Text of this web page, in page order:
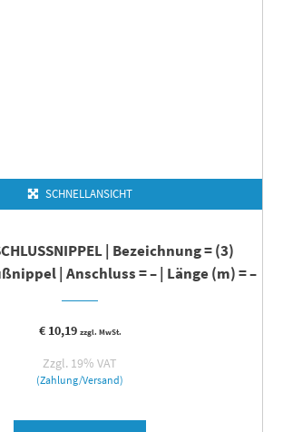
SCHNELLANSICHT
| Bezeichnung = (3)
| Anschluss = – | Länge (m) = –
€10,19 zzgl. MwSt.
Zzgl. 19% VAT
(Zahlung/Versand)